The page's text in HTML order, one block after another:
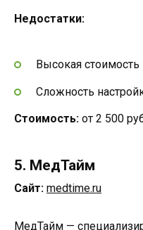
Недостатки:
Высокая
Сложность
Стоимость: от 2 500
5. МедТайм
Сайт: medtime.ru
МедТайм —